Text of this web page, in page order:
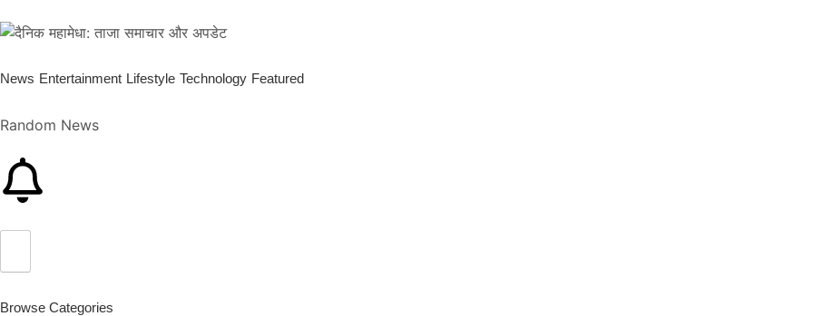
News Entertainment Lifestyle Technology Featured
Random News
Browse Categories